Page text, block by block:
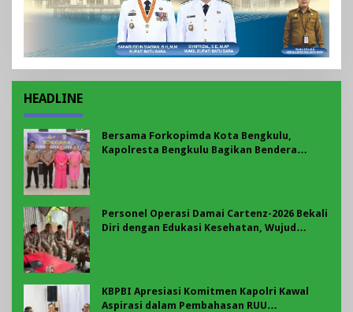
HEADLINE
Bersama Forkopimda Kota Bengkulu,
Kapolresta Bengkulu Bagikan Bendera
Personel Operasi Damai Cartenz-2026 Bekali
Diri dengan Edukasi Kesehatan, Wujud
KBPBI Apresiasi Komitmen Kapolri Kawal
Aspirasi dalam Pembahasan RUU